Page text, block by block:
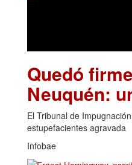
Quedó
Neuquén:
El Tribunal de
estupefacientes agravada
Infobae